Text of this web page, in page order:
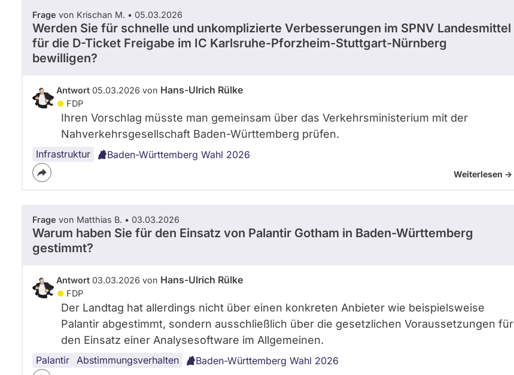
Frage von Krischan M. • 05.03.2026
Werden Sie für schnelle und unkomplizierte Verbesserungen im SPNV Landesmittel
für die D-Ticket Freigabe im IC Karlsruhe-Pforzheim-Stuttgart-Nürnberg
bewilligen?
Antwort 05.03.2026 von Hans-Ulrich Rülke
FDP
Ihren Vorschlag müsste man gemeinsam über das Verkehrsministerium mit der
Nahverkehrsgesellschaft Baden-Württemberg prüfen.
Infrastruktur Baden-Württemberg Wahl 2026
Weiterlesen ->
Frage von Matthias B. • 03.03.2026
Warum haben Sie für den Einsatz von Palantir Gotham in Baden-Württemberg
gestimmt?
Antwort 03.03.2026 von Hans-Ulrich Rülke
FDP
Der Landtag hat allerdings nicht über einen konkreten Anbieter wie beispielsweise
Palantir abgestimmt, sondern ausschließlich über die gesetzlichen Voraussetzungen für
den Einsatz einer Analysesoftware im Allgemeinen.
Palantir Abstimmungsverhalten Baden-Württemberg Wahl 2026